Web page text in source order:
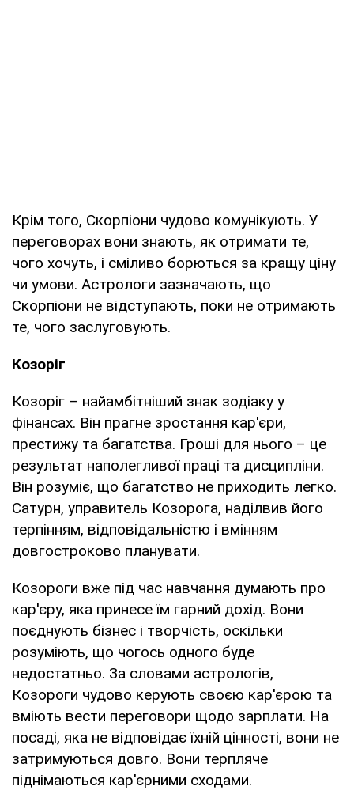
Крім того, Скорпіони чудово комунікують. У
переговорах вони знають, як отримати те,
чого хочуть, і сміливо борються за кращу ціну
чи умови. Астрологи зазначають, що
Скорпіони не відступають, поки не отримають
те, чого заслуговують.
Козоріг
Козоріг – найамбітніший знак зодіаку у
фінансах. Він прагне зростання кар'єри,
престижу та багатства. Гроші для нього – це
результат наполегливої ​​праці та дисципліни.
Він розуміє, що багатство не приходить легко.
Сатурн, управитель Козорога, наділвив його
терпінням, відповідальністю і вмінням
довгостроково планувати.
Козороги вже під час навчання думають про
кар'єру, яка принесе їм гарний дохід. Вони
поєднують бізнес і творчість, оскільки
розуміють, що чогось одного буде
недостатньо. За словами астрологів,
Козороги чудово керують своєю кар'єрою та
вміють вести переговори щодо зарплати. На
посаді, яка не відповідає їхній цінності, вони не
затримуються довго. Вони терпляче
піднімаються кар'єрними сходами.